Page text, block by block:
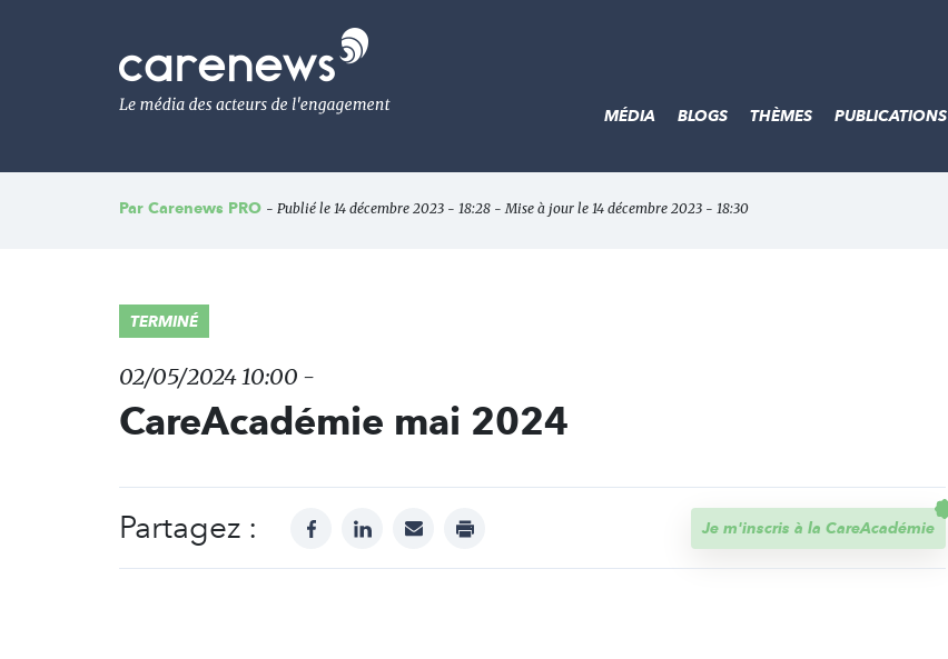
Le
média
de
l'engagement
MÉDIA BLOGS THÈMES PUBLICATIONS
Par Carenews PRO - Publié le 14 décembre 2023 - 18:28 - Mise à jour le 14 décembre 2023 - 18:30
TERMINÉ
02/05/2024 10:00 -
CareAcadémie mai 2024
Partagez : facebooklinkedinmail print Je m'inscris à la CareAcadémie